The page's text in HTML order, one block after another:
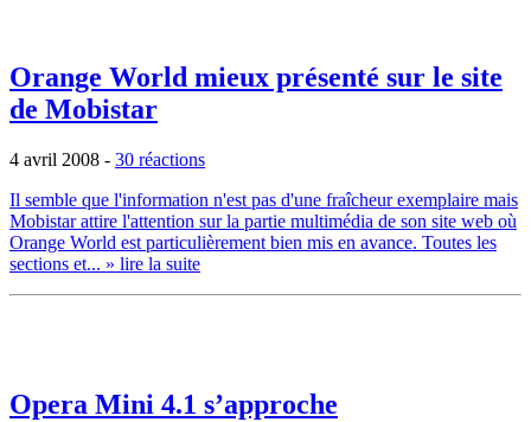
Orange World mieux présenté sur le site
de Mobistar
4 avril 2008 - 30 réactions
Il semble que l'information n'est pas d'une fraîcheur exemplaire mais
Mobistar attire l'attention sur la partie multimédia de son site web où
Orange World est particulièrement bien mis en avance. Toutes les
sections et... » lire la suite
Opera Mini 4.1 s’approche